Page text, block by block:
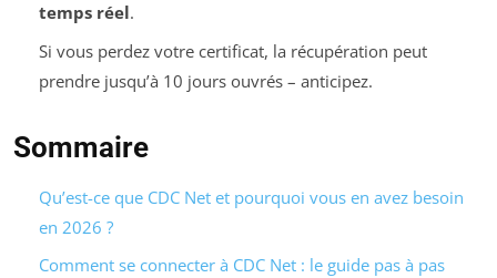
temps réel.
Si vous perdez votre certificat, la récupération peut
prendre jusqu’à 10 jours ouvrés – anticipez.
Sommaire
Qu’est-ce que CDC Net et pourquoi vous en avez besoin
en 2026 ?
Comment se connecter à CDC Net : le guide pas à pas